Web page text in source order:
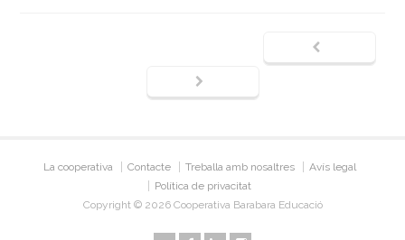
La cooperativa Contacte Treballa amb nosaltres
Avís legal
Política de privacitat
Copyright © 2026 Cooperativa Barabara Educació